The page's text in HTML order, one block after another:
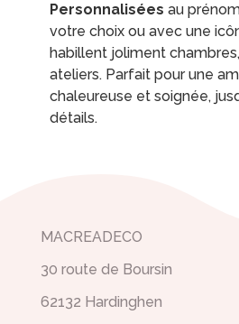
Personnalisées au
votre choix ou avec une
habillent joliment
ateliers. Parfait pour une
chaleureuse et soignée,
détails.
MACREADECO
30 route de Boursin
62132 Hardinghen